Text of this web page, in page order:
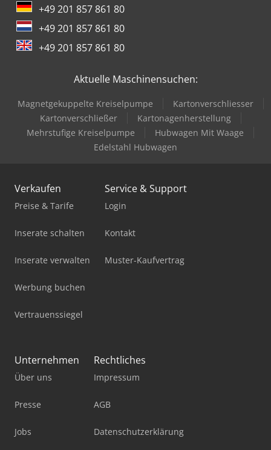
+49 201 857 861 80
+49 201 857 861 80
+49 201 857 861 80
Aktuelle Maschinensuchen:
Magnetgekuppelte Kreiselpumpe
Kartonverschliesser
Kartonverschließer
Kartonagenherstellung
Mehrstufige Kreiselpumpe
Hubwagen Mit Waage
Edelstahl Hubwagen
Verkaufen
Preise & Tarife
Inserate schalten
Inserate verwalten
Werbung buchen
Vertrauenssiegel
Service & Support
Login
Kontakt
Muster-Kaufvertrag
Unternehmen
Über uns
Presse
Jobs
Rechtliches
Impressum
AGB
Datenschutzerklärung